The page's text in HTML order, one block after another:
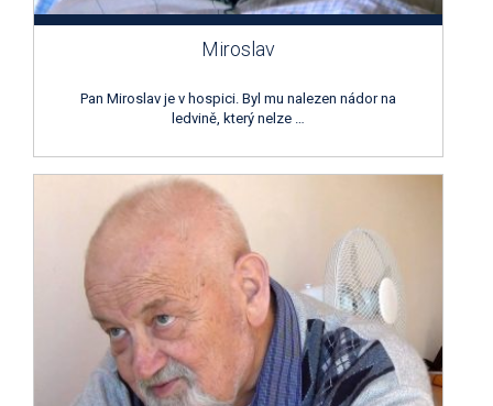
Miroslav
Pan Miroslav je v hospici. Byl mu nalezen nádor na
ledvině, který nelze …